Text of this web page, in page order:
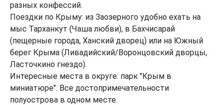
разных конфессий.
Поездки по Крыму: из Заозерного удобно ехать на
мыс Тарханкут (Чаша любви), в Бахчисарай
(пещерные города, Ханский дворец) или на Южный
берег Крыма (Ливадийский/Воронцовский дворцы,
Ласточкино гнездо).
Интересные места в округе: парк "Крым в
миниатюре". Все достопримечательности
полуострова в одном месте.